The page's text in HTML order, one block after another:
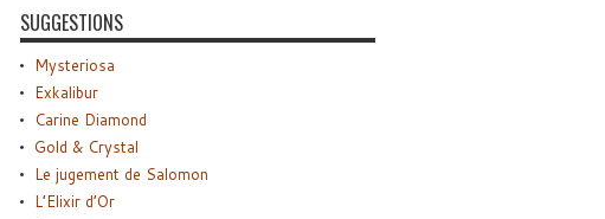
SUGGESTIONS
Mysteriosa
Exkalibur
Carine Diamond
Gold & Crystal
Le jugement de Salomon
L’Elixir d’Or